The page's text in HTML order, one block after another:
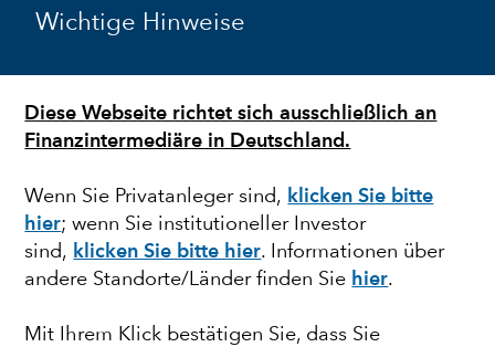
Wichtige Hinweise
Diese Webseite richtet sich ausschließlich an
Finanzintermediäre in Deutschland.
Wenn Sie Privatanleger sind, klicken Sie bitte
hier; wenn Sie institutioneller Investor
sind, klicken Sie bitte hier. Informationen über
andere Standorte/Länder finden Sie hier.
Mit Ihrem Klick bestätigen Sie, dass Sie